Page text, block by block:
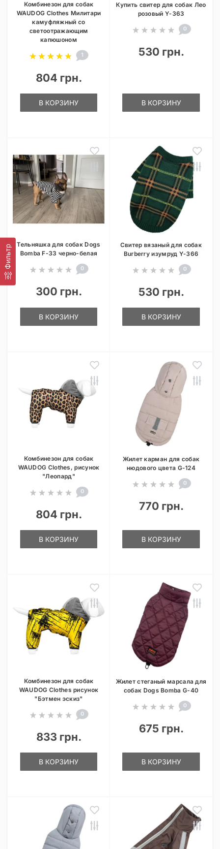
Фильтр
Комбинезон для собак
WAUDOG Clothes Милитари
камуфляжный со
светоотражающим
капюшоном
1
804 грн.
В КОРЗИНУ
Купить свитер для собак Лео
розовый Y-363
0
530 грн.
В КОРЗИНУ
Тельняшка для собак Dogs
Bomba F-33 черно-белая
0
300 грн.
В КОРЗИНУ
Свитер вязаный для собак
Burberry изумруд Y-366
0
530 грн.
В КОРЗИНУ
Комбинезон для собак
WAUDOG Clothes, рисунок
"Леопард"
0
804 грн.
В КОРЗИНУ
Жилет карман для собак
нюдового цвета G-124
0
770 грн.
В КОРЗИНУ
Комбинезон для собак
WAUDOG Clothes рисунок
"Бэтмен эскиз"
0
833 грн.
В КОРЗИНУ
Жилет стеганый марсала для
собак Dogs Bomba G-40
0
675 грн.
В КОРЗИНУ